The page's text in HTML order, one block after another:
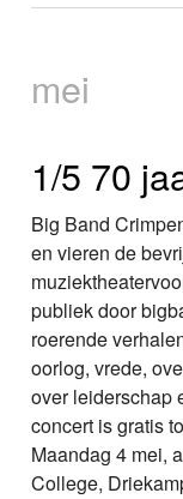
mei
1/5 70
Big Band
en vieren de
publiek door
roerende
oorlog, vrede,
over leiderschap
concert is gratis
Maandag 4 mei,
College,